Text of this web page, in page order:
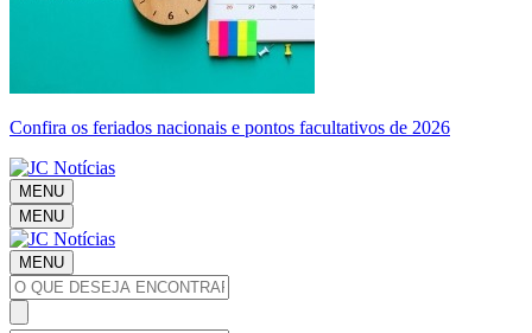
Confira os feriados nacionais e pontos facultativos de 2026
MENU
MENU
MENU